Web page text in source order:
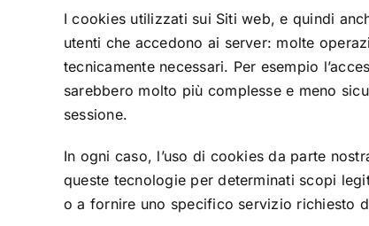
I cookies utilizzati sui Siti web, e quindi
utenti che accedono ai server: molte
tecnicamente necessari. Per esempio
sarebbero molto più complesse e meno
sessione.
In ogni caso, l’uso di cookies da parte
queste tecnologie per determinati scopi
o a fornire uno specifico servizio richiesto